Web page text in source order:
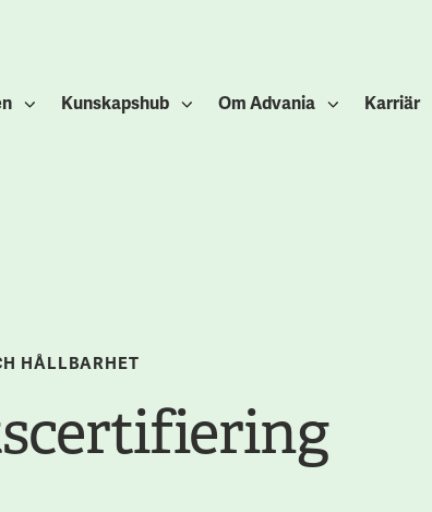
Kunskapshub Om Advania Karriär
HÅLLBARHET